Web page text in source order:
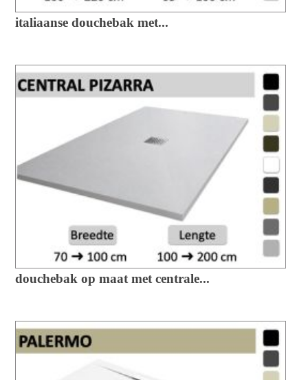
italiaanse douchebak met...
douchebak op maat met centrale...